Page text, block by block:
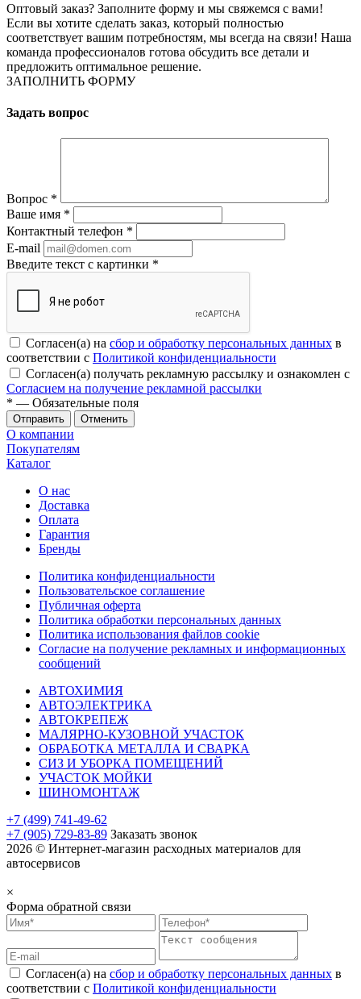
Оптовый заказ? Заполните форму и мы свяжемся с вами!
Если вы хотите сделать заказ, который полностью
соответствует вашим потребностям, мы всегда на связи! Наша
команда профессионалов готова обсудить все детали и
предложить оптимальное решение.
ЗАПОЛНИТЬ ФОРМУ
Задать вопрос
Вопрос *
Ваше имя *
Контактный телефон *
E-mail
Введите текст с картинки *
Согласен(а) на сбор и обработку персональных данных в
соответствии с Политикой конфиденциальности
Согласен(а) получать рекламную рассылку и ознакомлен с
Согласием на получение рекламной рассылки
* — Обязательные поля
Отменить
О компании
Покупателям
Каталог
О нас
Доставка
Оплата
Гарантия
Бренды
Политика конфиденциальности
Пользовательское соглашение
Публичная оферта
Политика обработки персональных данных
Политика использования файлов cookie
Согласие на получение рекламных и информационных
сообщений
АВТОХИМИЯ
АВТОЭЛЕКТРИКА
АВТОКРЕПЕЖ
МАЛЯРНО-КУЗОВНОЙ УЧАСТОК
ОБРАБОТКА МЕТАЛЛА И СВАРКА
СИЗ И УБОРКА ПОМЕЩЕНИЙ
УЧАСТОК МОЙКИ
ШИНОМОНТАЖ
+7 (499) 741-49-62
+7 (905) 729-83-89 Заказать звонок
2026 © Интернет-магазин расходных материалов для
автосервисов
×
Форма обратной связи
Согласен(а) на сбор и обработку персональных данных в
соответствии с Политикой конфиденциальности